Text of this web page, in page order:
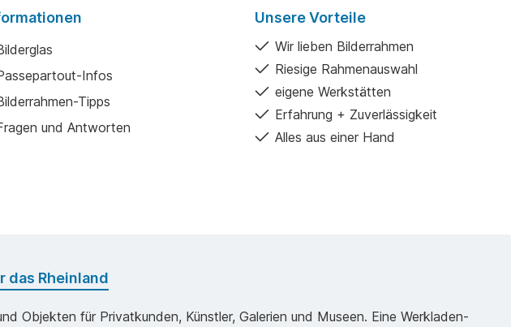
Infos
Tipps
und Antworten
Unsere Vorteile
Wir lieben Bilderrahmen
Riesige Rahmenauswahl
eigene Werkstätten
Erfahrung + Zuverlässigkeit
Alles aus einer Hand
das Rheinland
Objekten für Privatkunden, Künstler, Galerien und Museen. Eine Werkladen-